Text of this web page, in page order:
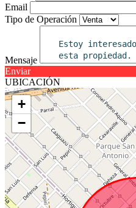
Email
Tipo de Operación
Mensaje
Enviar
UBICACIÓN
+
−